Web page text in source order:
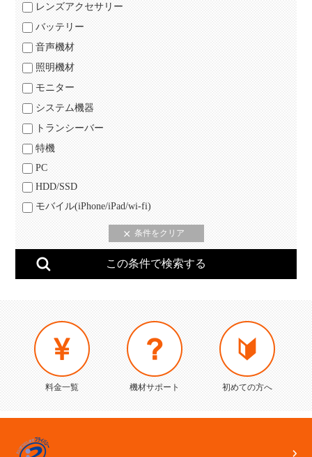
レンズアクセサリー
バッテリー
音声機材
照明機材
モニター
システム機器
トランシーバー
特機
PC
HDD/SSD
モバイル(iPhone/iPad/wi-fi)
料金一覧 機材サポート 初めての方へ